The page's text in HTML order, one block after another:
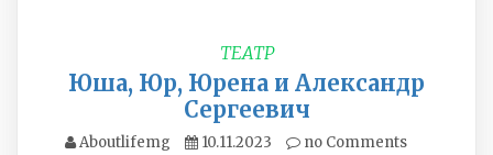
ТЕАТР
Юша, Юр, Юрена и Александр
Сергеевич
Aboutlifemg 10.11.2023 no Comments